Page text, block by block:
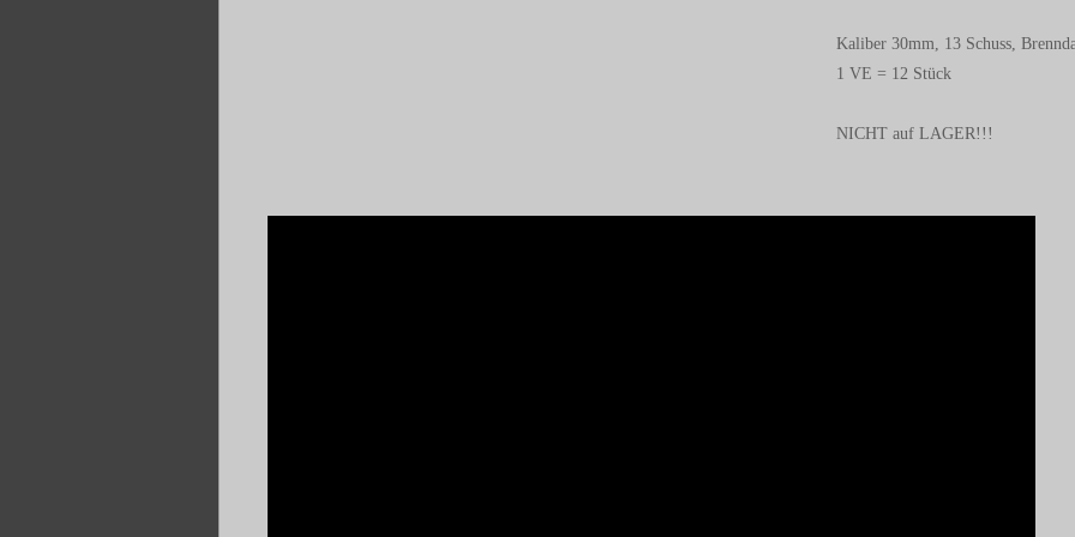
Kaliber 30mm, 13 Schuss,
1 VE = 12 Stück
NICHT auf LAGER!!!